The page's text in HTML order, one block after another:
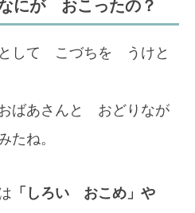
にが おこったの？
して こづちを うけと
ばあさんと おどりなが
ね。
「しろい おこめ」や